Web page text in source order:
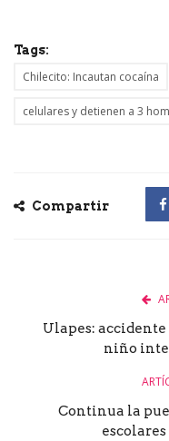
Tags:
Chilecito: Incautan cocaína
celulares y detienen a 3
Compartir
Ulapes: accidente
niño
Continua la